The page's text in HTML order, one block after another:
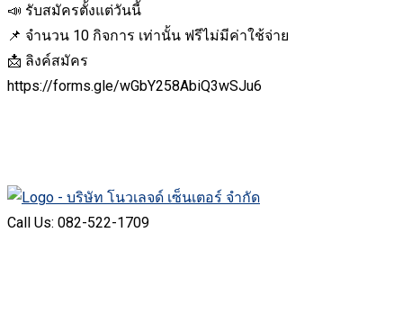
📣 รับสมัครตั้งแต่วันนี้
📌 จำนวน 10 กิจการ เท่านั้น ฟรีไม่มีค่าใช้จ่าย
📩 ลิงค์สมัคร
https://forms.gle/wGbY258AbiQ3wSJu6
Call Us: 082-522-1709